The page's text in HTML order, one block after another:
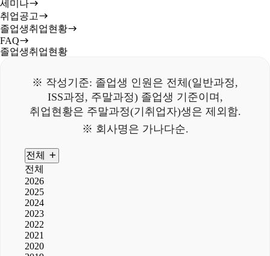
세미나
취업공고
졸업생취업현황
FAQ
졸업생취업현황
※ 작성기준: 졸업생 인원은 전체(일반과정,
ISS과정, 주말과정) 졸업생 기준이며,
취업현황은 주말과정(기취업자)생은 제외함.
※ 회사명은 가나다순.
전체
전체
2026
2025
2024
2023
2022
2021
2020